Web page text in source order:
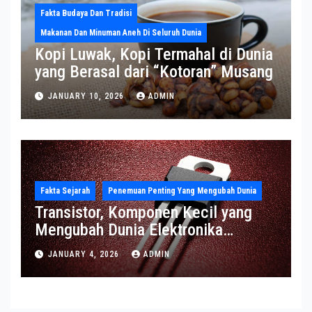
Fakta Budaya Dan Tradisi
Makanan Dan Minuman Aneh Di Seluruh Dunia
Kopi Luwak, Kopi Termahal di Dunia
yang Berasal dari “Kotoran” Musang
JANUARY 10, 2026 ADMIN
Fakta Sejarah Penemuan Penting Yang Mengubah Dunia
Transistor, Komponen Kecil yang
Mengubah Dunia Elektronika
Modern
JANUARY 4, 2026 ADMIN